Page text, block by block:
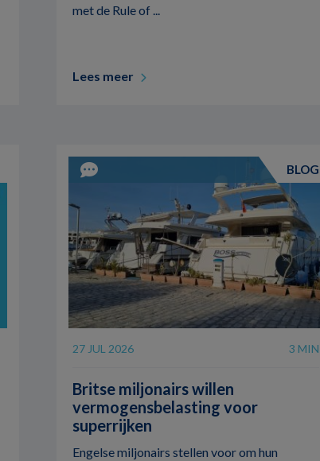
met de Rule of ...
Lees meer
BLOG
27 JUL 2026 3 MIN
Britse miljonairs willen
vermogensbelasting voor
superrijken
Engelse miljonairs stellen voor om hun